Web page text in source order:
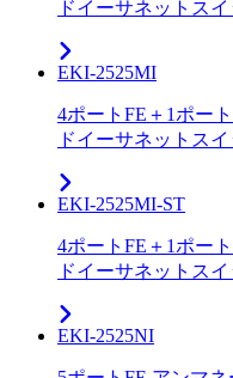
ドイーサネットス
EKI-2525MI
4ポートFE＋1ポー
ドイーサネットス
EKI-2525MI-ST
4ポートFE＋1ポー
ドイーサネットス
EKI-2525NI